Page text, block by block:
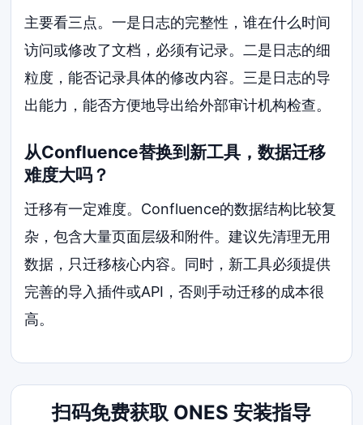
主要看三点。一是日志的完整性，谁在什么时间
访问或修改了文档，必须有记录。二是日志的细
粒度，能否记录具体的修改内容。三是日志的导
出能力，能否方便地导出给外部审计机构检查。
从Confluence替换到新工具，数据迁移
难度大吗？
迁移有一定难度。Confluence的数据结构比较复
杂，包含大量页面层级和附件。建议先清理无用
数据，只迁移核心内容。同时，新工具必须提供
完善的导入插件或API，否则手动迁移的成本很
高。
扫码免费获取 ONES 安装指导